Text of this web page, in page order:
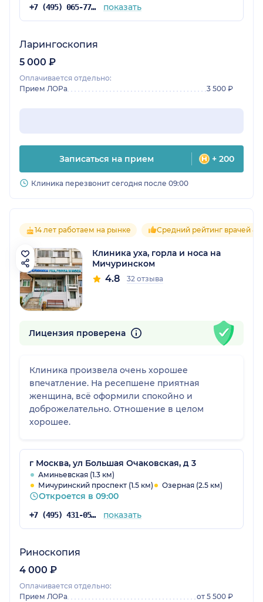
+7 (495) 065-77-81 показать
Ларингоскопия
5 000 ₽
Оплачивается отдельно:
Прием ЛОРа
3 500 ₽
Записаться на прием + 200
Клиника перезвонит сегодня после 09:00
14 лет работаем на рынке Средний рейтинг врачей 4.8
Клиника уха, горла и носа на
Мичуринском
4.8 32 отзыва
Лицензия проверена
Клиника произвела очень хорошее
впечатление. На ресепшене приятная
женщина, всё оформили спокойно и
доброжелательно. Отношение в целом
хорошее.
г Москва, ул Большая Очаковская, д 3
Аминьевская (1.3 км)
Мичуринский проспект (1.5 км)
Озерная (2.5 км)
Откроется в 09:00
+7 (495) 431-05-68 показать
Риноскопия
4 000 ₽
Оплачивается отдельно:
Прием ЛОРа
от 5 500 ₽